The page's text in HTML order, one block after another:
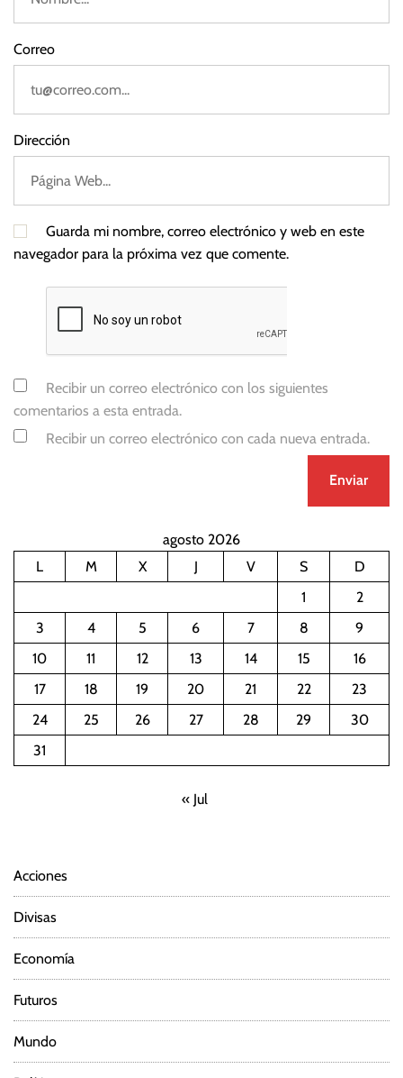
Correo
Dirección
Guarda mi nombre, correo electrónico y web en este
navegador para la próxima vez que comente.
Recibir un correo electrónico con los siguientes
comentarios a esta entrada.
Recibir un correo electrónico con cada nueva entrada.
agosto 2026
L
M X J V S
D
1
2
3
4 5 6 7 8
9
10
11 12 13 14 15
16
17
18 19 20 21 22
23
24
25 26 27 28 29
30
31
« Jul
Acciones
Divisas
Economía
Futuros
Mundo